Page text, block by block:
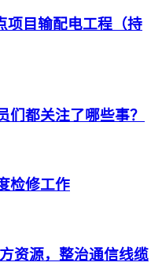
项目输配电工程（持
们都关注了哪些事？
检修工作
资源，整治通信线缆